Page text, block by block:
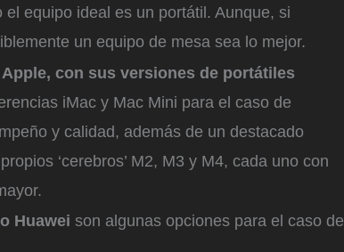
equipo ideal es un portátil. Aunque, si
un equipo de mesa sea lo mejor.
Apple, con sus versiones de portátiles
iMac y Mac Mini para el caso de
y calidad, además de un destacado
‘cerebros’ M2, M3 y M4, cada uno con
Huawei son algunas opciones para el caso de